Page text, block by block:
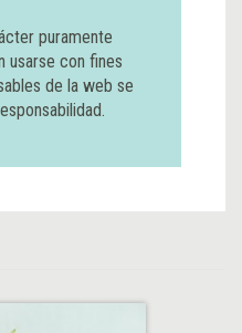
puramente
usarse con fines
de la web se